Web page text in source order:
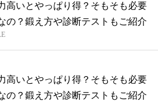
高いとやっぱり得？そもそも必要
の？鍛え方や診断テストもご紹介
高いとやっぱり得？そもそも必要
の？鍛え方や診断テストもご紹介